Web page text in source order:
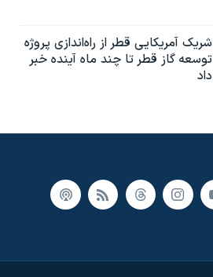
شریک آمریکایی قطر از راه‌اندازی پروژه
توسعه گاز قطر تا چند ماه آینده خبر
داد